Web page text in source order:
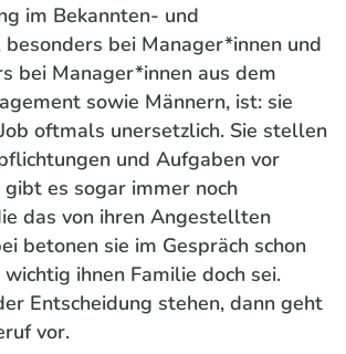
im Bekannten- und
besonders bei Manager*innen und
bei Manager*innen aus dem
sowie Männern, ist: sie
oftmals unersetzlich. Sie stellen
und Aufgaben vor
es sogar immer noch
das von ihren Angestellten
betonen sie im Gespräch schon
ihnen Familie doch sei.
Entscheidung stehen, dann geht
vor.